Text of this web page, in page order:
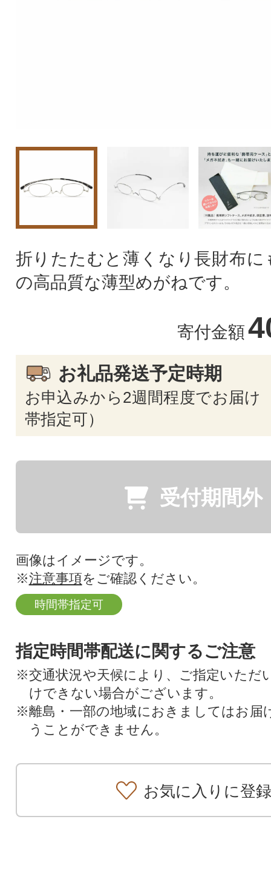
折りたたむと薄くなり長財布に
の高品質な薄型めがねです。
寄付金額
お礼品発送予定時期
お申込みから2週間程度でお届け
帯指定可）
受付期間外
画像はイメージです。
※注意事項をご確認ください。
時間帯指定可
指定時間帯配送に関するご注意
※交通状況や天候により、ご指定いただ
けできない場合がございます。
※離島・一部の地域におきましてはお届
うことができません。
お気に入りに登録